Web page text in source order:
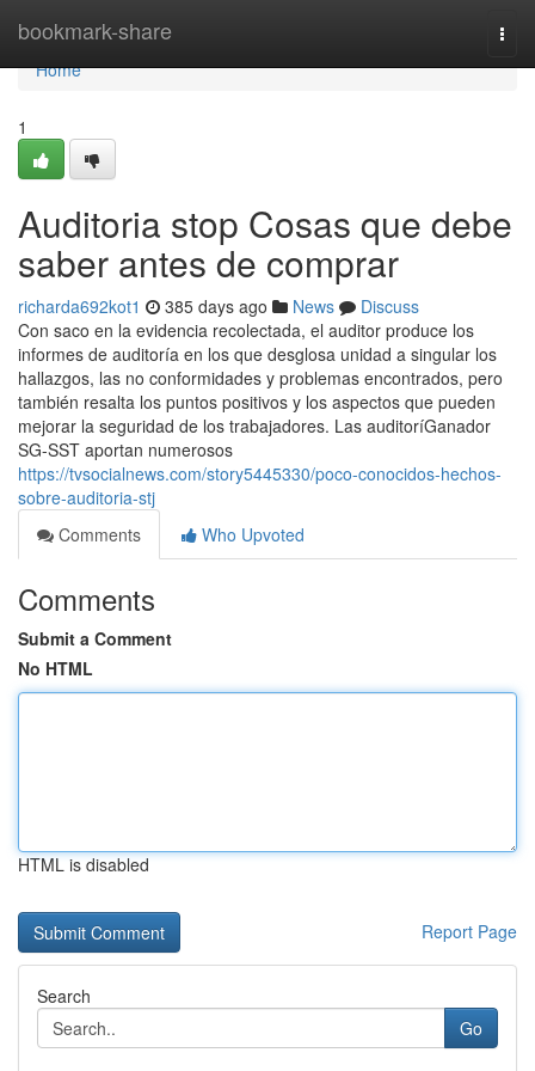
bookmark-share
Home
Home
1
Auditoria stop Cosas que debe
saber antes de comprar
richarda692kot1 385 days ago News
Discuss
Con saco en la evidencia recolectada, el auditor produce los
informes de auditoría en los que desglosa unidad a singular los
hallazgos, las no conformidades y problemas encontrados, pero
también resalta los puntos positivos y los aspectos que pueden
mejorar la seguridad de los trabajadores. Las auditoríGanador
SG-SST aportan numerosos
https://tvsocialnews.com/story5445330/poco-conocidos-hechos-
sobre-auditoria-stj
Comments
Who Upvoted
Comments
Submit a Comment
No HTML
HTML is disabled
Report Page
Search
Go